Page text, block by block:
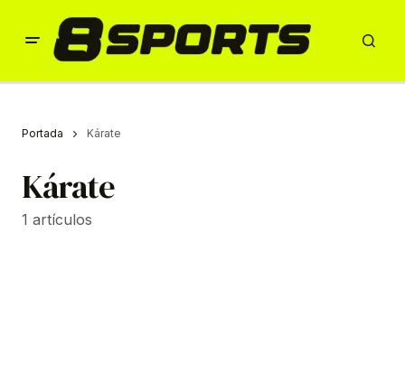
Portada Kárate
Kárate
1 artículos